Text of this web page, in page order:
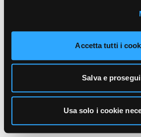
Accetta tutti i
Salva e prosegui
Usa solo i cookie